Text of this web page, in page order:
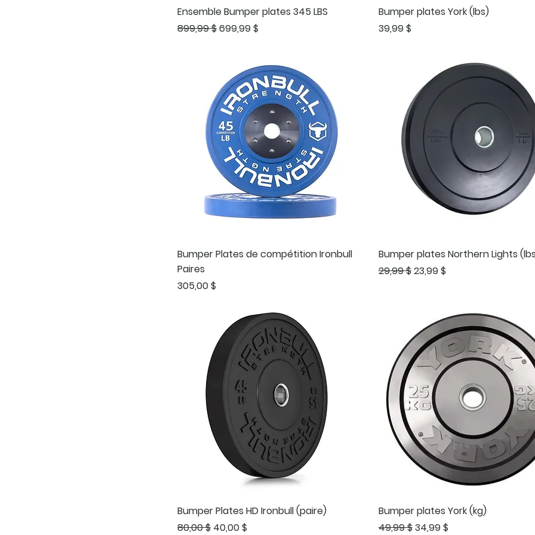
Ensemble Bumper plates 345 LBS
Prix original
899,99 $Prix promotionnel
699,99 $
Bumper plates York (lbs)
Prix
39,99 $
Bumper Plates de compétition Ironbull
Paires
Prix
305,00 $
Bumper plates Northern Lights
Prix original
29,99 $Prix promotionnel
23,99 $
Bumper Plates HD Ironbull (paire)
Prix original
80,00 $ Prix promotionnel
40,00 $
Bumper plates York (kg)
Prix original
49,99 $Prix promotionnel
34,99 $